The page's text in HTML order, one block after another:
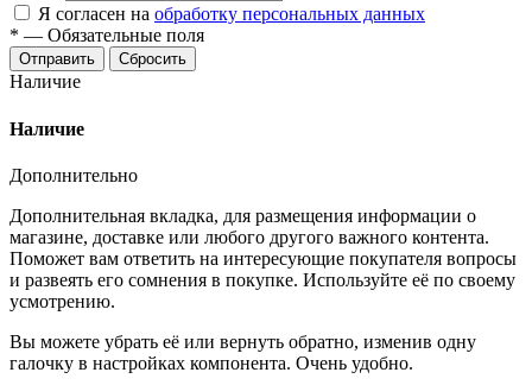
Я согласен на обработку персональных данных
* — Обязательные поля
Отправить Сбросить
Наличие
Наличие
Дополнительно
Дополнительная вкладка, для размещения информации о
магазине, доставке или любого другого важного контента.
Поможет вам ответить на интересующие покупателя вопросы
и развеять его сомнения в покупке. Используйте её по своему
усмотрению.
Вы можете убрать её или вернуть обратно, изменив одну
галочку в настройках компонента. Очень удобно.